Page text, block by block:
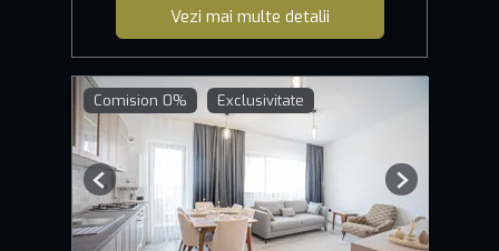
Vezi mai multe detalii
Comision 0% Exclusivitate
Previous Next